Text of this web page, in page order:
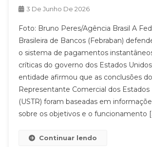
3 De Junho De 2026
Foto: Bruno Peres/Agência Brasil A
Brasileira de Bancos (Febraban)
o sistema de pagamentos
críticas do governo dos Estados
entidade afirmou que as conclusões
Representante Comercial dos Estados
(USTR) foram baseadas em
sobre os objetivos e o funcionamento
Continuar lendo